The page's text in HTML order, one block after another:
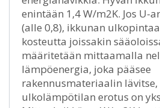
enintään 1,4 W/m2K. Jos U-
(alle 0,8), ikkunan
kosteutta joissakin
määritetään mittaamalla
lämpöenergia, joka pääsee
rakennusmateriaalin lävitse,
ulkolämpötilan erotus on